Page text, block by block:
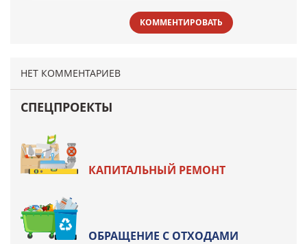
КОММЕНТИРОВАТЬ
НЕТ КОММЕНТАРИЕВ
СПЕЦПРОЕКТЫ
КАПИТАЛЬНЫЙ РЕМОНТ
ОБРАЩЕНИЕ С ОТХОДАМИ